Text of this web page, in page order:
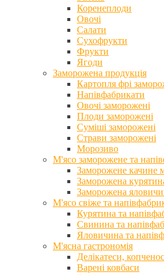
Коренеплоди
Овочі
Салати
Сухофрукти
Фрукти
Ягоди
Заморожена продукція
Картопля фрі
Напівфабрикати
Овочі заморожені
Плоди заморожені
Суміші заморожені
Страви заморожені
Морозиво
М'ясо заморожене та
Заморожене качине
Заморожена
Заморожена
М'ясо свіже та
Курятина та
Свинина та
Яловичина та
М'ясна гастрономія
Делікатеси,
Варені ковбаси